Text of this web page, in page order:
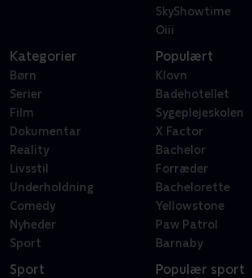
SkyShowtime
Oiii
Kategorier
Børn
Serier
Film
Dokumentar
Reality
Livsstil
Underholdning
Comedy
Nyheder
Sport
Populært
Klovn
Badehotellet
Sygeplejeskolen
X Factor
Bachelor
Forræder
Bachelorette
Yellowstone
Paw Patrol
Barnaby
Sport Populær sport